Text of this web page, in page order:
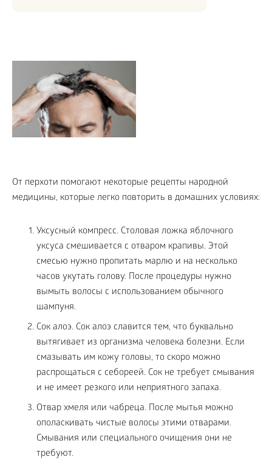
От перхоти помогают некоторые рецепты народной
медицины, которые легко повторить в домашних условиях:
Уксусный компресс. Столовая ложка яблочного
уксуса смешивается с отваром крапивы. Этой
смесью нужно пропитать марлю и на несколько
часов укутать голову. После процедуры нужно
вымыть волосы с использованием обычного
шампуня.
Сок алоэ. Сок алоэ славится тем, что буквально
вытягивает из организма человека болезни. Если
смазывать им кожу головы, то скоро можно
распрощаться с себореей. Сок не требует смывания
и не имеет резкого или неприятного запаха.
Отвар хмеля или чабреца. После мытья можно
ополаскивать чистые волосы этими отварами.
Смывания или специального очищения они не
требуют.